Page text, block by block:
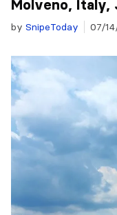
Molveno, Italy,
by SnipeToday 07/